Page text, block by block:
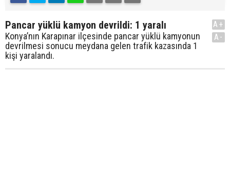
Pancar yüklü kamyon devrildi: 1 yaralı
Konya’nın Karapınar ilçesinde pancar yüklü kamyonun
devrilmesi sonucu meydana gelen trafik kazasında 1
kişi yaralandı.
A+
A-